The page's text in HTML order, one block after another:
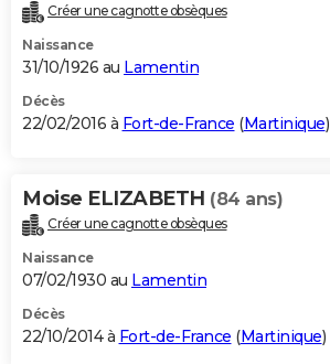
Créer une cagnotte obsèques
Naissance
31/10/1926 au Lamentin
Décès
22/02/2016 à Fort-de-France (Martinique)
Moise ELIZABETH (84 ans)
Créer une cagnotte obsèques
Naissance
07/02/1930 au Lamentin
Décès
22/10/2014 à Fort-de-France (Martinique)